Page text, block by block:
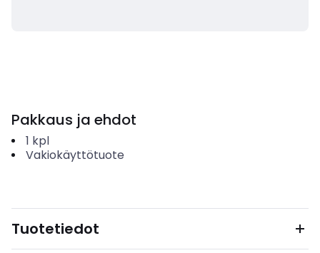
Pakkaus ja ehdot
1 kpl
Vakiokäyttötuote
Tuotetiedot